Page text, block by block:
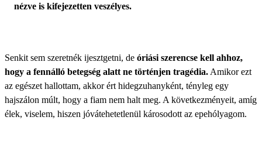
nézve is kifejezetten veszélyes.
Senkit sem szeretnék ijesztgetni, de óriási szerencse kell ahhoz,
hogy a fennálló betegség alatt ne történjen tragédia. Amikor ezt
az egészet hallottam, akkor ért hidegzuhanyként, tényleg egy
hajszálon múlt, hogy a fiam nem halt meg. A következményeit, amíg
élek, viselem, hiszen jóvátehetetlenül károsodott az epehólyagom.